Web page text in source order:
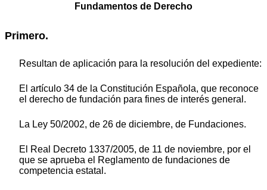
Fundamentos de Derecho
Primero.
Resultan de aplicación para la resolución del expediente:
El artículo 34 de la Constitución Española, que reconoce
el derecho de fundación para fines de interés general.
La Ley 50/2002, de 26 de diciembre, de Fundaciones.
El Real Decreto 1337/2005, de 11 de noviembre, por el
que se aprueba el Reglamento de fundaciones de
competencia estatal.